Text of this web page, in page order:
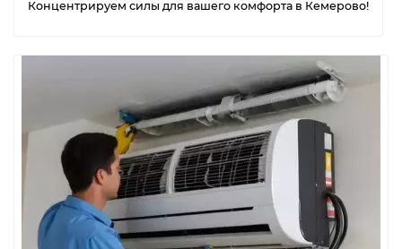
Концентрируем силы для вашего комфорта в Кемерово!